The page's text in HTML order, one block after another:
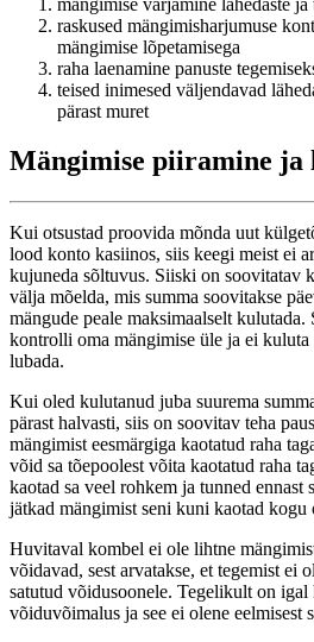
raskused mängimisharjumuse
mängimise lõpetamisega
raha laenamine panuste
teised inimesed väljendavad
pärast muret
Mängimise piiramine
Kui otsustad proovida mõnda uut
lood konto kasiinos, siis keegi meist ei
kujuneda sõltuvus. Siiski on soovitatav
välja mõelda, mis summa soovitakse
mängude peale maksimaalselt kulutada.
kontrolli oma mängimise üle ja ei kuluta
lubada.
Kui oled kulutanud juba suurema
pärast halvasti, siis on soovitav teha
mängimist eesmärgiga kaotatud raha
võid sa tõepoolest võita kaotatud raha
kaotad sa veel rohkem ja tunned
jätkad mängimist seni kuni kaotad kogu
Huvitaval kombel ei ole lihtne
võidavad, sest arvatakse, et tegemist ei
satutud võidusoonele. Tegelikult on
võiduvõimalus ja see ei olene eelmisest